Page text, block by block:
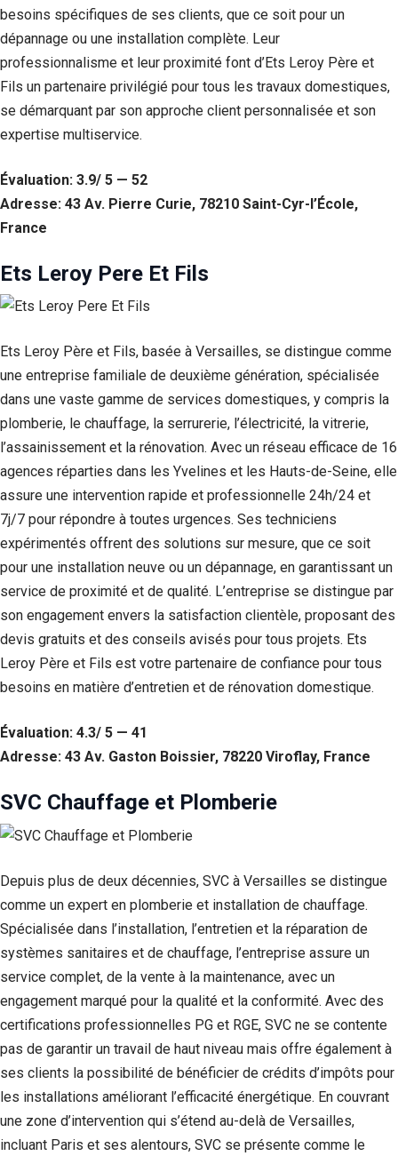
besoins spécifiques de ses clients, que ce soit pour un
dépannage ou une installation complète. Leur
professionnalisme et leur proximité font d’Ets Leroy Père et
Fils un partenaire privilégié pour tous les travaux domestiques,
se démarquant par son approche client personnalisée et son
expertise multiservice.
Évaluation: 3.9/ 5 — 52
Adresse: 43 Av. Pierre Curie, 78210 Saint-Cyr-l’École,
France
Ets Leroy Pere Et Fils
Ets Leroy Père et Fils, basée à Versailles, se distingue comme
une entreprise familiale de deuxième génération, spécialisée
dans une vaste gamme de services domestiques, y compris la
plomberie, le chauffage, la serrurerie, l’électricité, la vitrerie,
l’assainissement et la rénovation. Avec un réseau efficace de 16
agences réparties dans les Yvelines et les Hauts-de-Seine, elle
assure une intervention rapide et professionnelle 24h/24 et
7j/7 pour répondre à toutes urgences. Ses techniciens
expérimentés offrent des solutions sur mesure, que ce soit
pour une installation neuve ou un dépannage, en garantissant un
service de proximité et de qualité. L’entreprise se distingue par
son engagement envers la satisfaction clientèle, proposant des
devis gratuits et des conseils avisés pour tous projets. Ets
Leroy Père et Fils est votre partenaire de confiance pour tous
besoins en matière d’entretien et de rénovation domestique.
Évaluation: 4.3/ 5 — 41
Adresse: 43 Av. Gaston Boissier, 78220 Viroflay, France
SVC Chauffage et Plomberie
Depuis plus de deux décennies, SVC à Versailles se distingue
comme un expert en plomberie et installation de chauffage.
Spécialisée dans l’installation, l’entretien et la réparation de
systèmes sanitaires et de chauffage, l’entreprise assure un
service complet, de la vente à la maintenance, avec un
engagement marqué pour la qualité et la conformité. Avec des
certifications professionnelles PG et RGE, SVC ne se contente
pas de garantir un travail de haut niveau mais offre également à
ses clients la possibilité de bénéficier de crédits d’impôts pour
les installations améliorant l’efficacité énergétique. En couvrant
une zone d’intervention qui s’étend au-delà de Versailles,
incluant Paris et ses alentours, SVC se présente comme le
Marketing
En partageant
votre intérêt et
votre
comportement
lorsque vous
visitez notre
site, vous
chances de
voir du
contenu et des
offres